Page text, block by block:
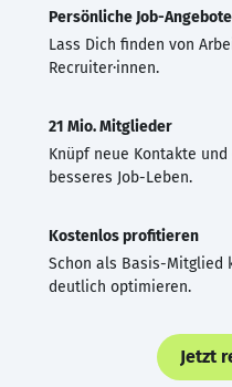
Persönliche Job-Angebote
Lass Dich finden von
Recruiter·innen.
21 Mio. Mitglieder
Knüpf neue Kontakte
besseres Job-Leben.
Kostenlos profitieren
Schon als Basis-Mitglied
deutlich optimieren.
Jetzt